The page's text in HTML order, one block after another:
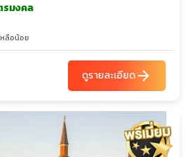
รมงคล
หลือน้อย
ดูรายละเอียดarrow_forward